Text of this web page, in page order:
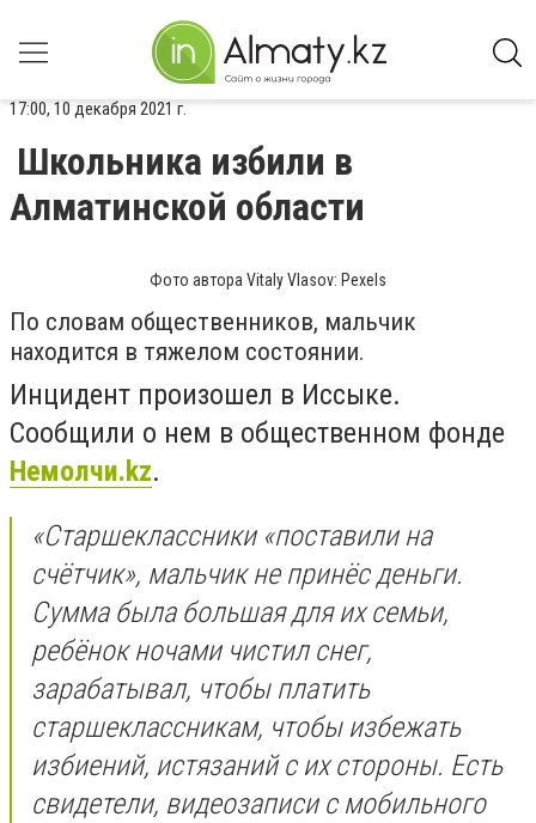
17:00, 10 декабря 2021 г.
Школьника избили в
Алматинской области
Фото автора Vitaly Vlasov: Pexels
По словам общественников, мальчик
находится в тяжелом состоянии.
Инцидент произошел в Иссыке.
Сообщили о нем в общественном фонде
Немолчи.kz.
«Старшеклассники «поставили на
счётчик», мальчик не принёс деньги.
Сумма была большая для их семьи,
ребёнок ночами чистил снег,
зарабатывал, чтобы платить
старшеклассникам, чтобы избежать
избиений, истязаний с их стороны. Есть
свидетели, видеозаписи с мобильного